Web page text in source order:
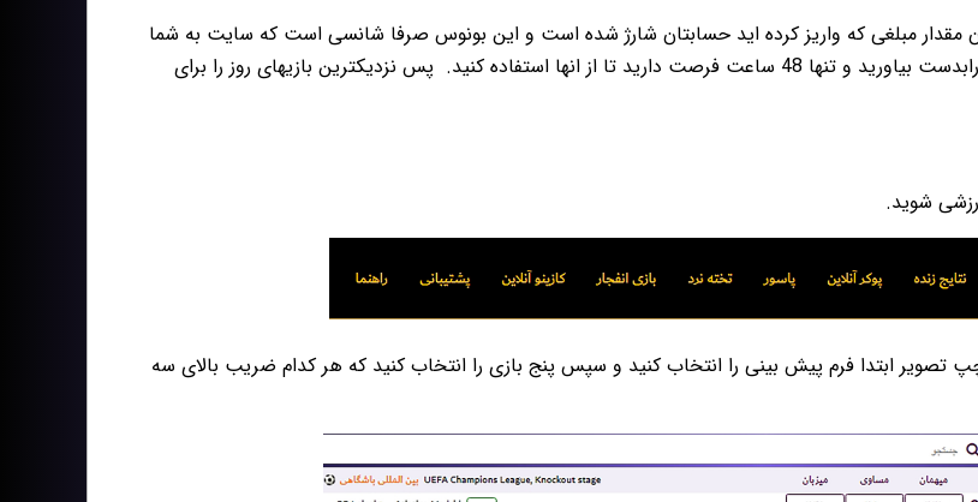
مقدار مبلغی که واریز کرده اید حسابتان شارژ شده است و این بونوس صرفا شانسی است که سایت به شما
فرصت دارید تا از انها استفاده کنید.
پس نزدیکترین بازیهای روز را برای
شوید.
تصویر ابتدا فرم پیش بینی را انتخاب کنید و سپس پنج بازی را انتخاب کنید که هر کدام ضریب بالای سه